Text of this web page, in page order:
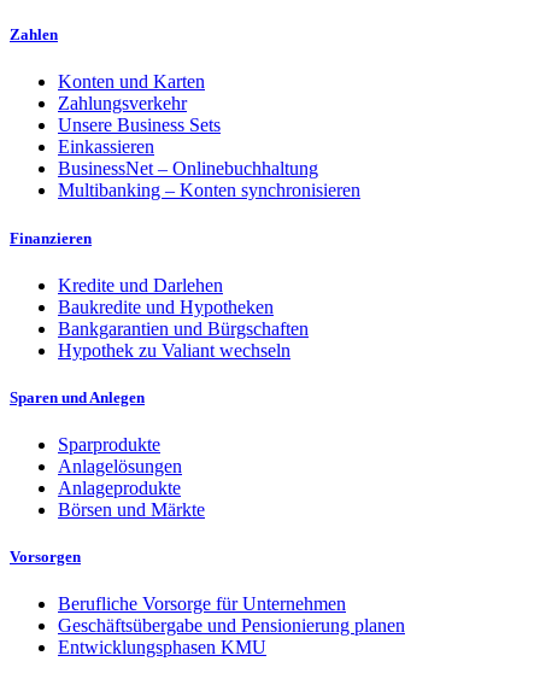
Zahlen
Konten und Karten
Zahlungsverkehr
Unsere Business Sets
Einkassieren
BusinessNet – Onlinebuchhaltung
Multibanking – Konten synchronisieren
Finanzieren
Kredite und Darlehen
Baukredite und Hypotheken
Bankgarantien und Bürgschaften
Hypothek zu Valiant wechseln
Sparen und Anlegen
Sparprodukte
Anlagelösungen
Anlageprodukte
Börsen und Märkte
Vorsorgen
Berufliche Vorsorge für Unternehmen
Geschäftsübergabe und Pensionierung planen
Entwicklungsphasen KMU